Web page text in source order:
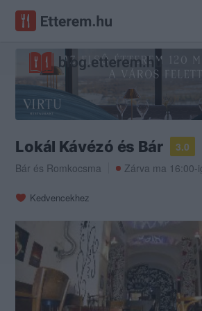
Lokál Kávézó és Bár
3.0
Bár és Romkocsma Zárva ma 16:00-
Kedvencekhez